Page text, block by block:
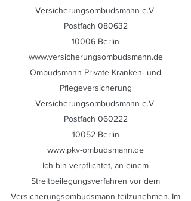
Versicherungsombudsmann e.V.
Postfach 080632
10006 Berlin
www.versicherungsombudsmann.de
Ombudsmann Private Kranken- und
Pflegeversicherung
Versicherungsombudsmann e.V.
Postfach 060222
10052 Berlin
www.pkv-ombudsmann.de
Ich bin verpflichtet, an einem
Streitbeilegungsverfahren vor dem
Versicherungsombudsmann teilzunehmen. Im